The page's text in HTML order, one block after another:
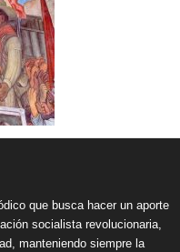
que busca hacer un aporte
socialista revolucionaria,
manteniendo siempre la